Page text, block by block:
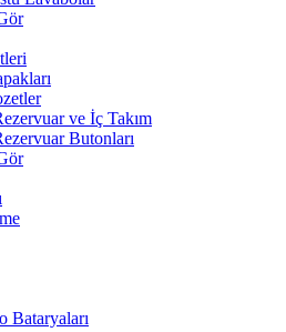
ve İç Takım
Butonları
Bataryaları